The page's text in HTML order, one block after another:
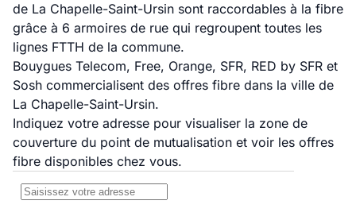
de La Chapelle-Saint-Ursin sont raccordables à la fibre
grâce à 6 armoires de rue qui regroupent toutes les
lignes FTTH de la commune.
Bouygues Telecom, Free, Orange, SFR, RED by SFR et
Sosh commercialisent des offres fibre dans la ville de
La Chapelle-Saint-Ursin.
Indiquez votre adresse pour visualiser la zone de
couverture du point de mutualisation et voir les offres
fibre disponibles chez vous.